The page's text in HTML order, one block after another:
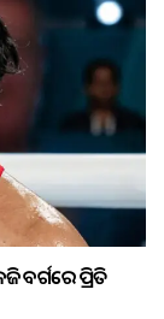
ବର୍ଗରେ ପ୍ରିତି